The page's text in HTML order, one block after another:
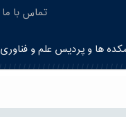
تماس با ما
ها و پردیس علم و فناوری